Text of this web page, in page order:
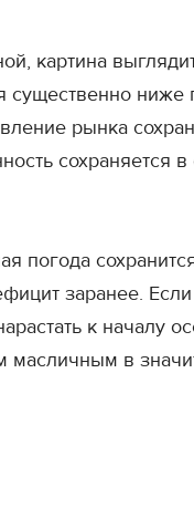
картина
существенно ниже
рынка
сохраняется
погода
заранее.
к началу
масличным в